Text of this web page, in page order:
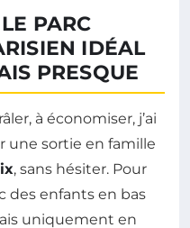
PARC
IDÉAL
PRESQUE
à économiser, j’ai
une sortie en famille
, sans hésiter. Pour
des enfants en bas
uniquement en